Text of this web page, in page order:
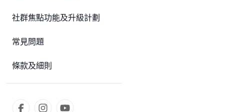
社群焦點功能及升級計劃
常見問題
條款及細則